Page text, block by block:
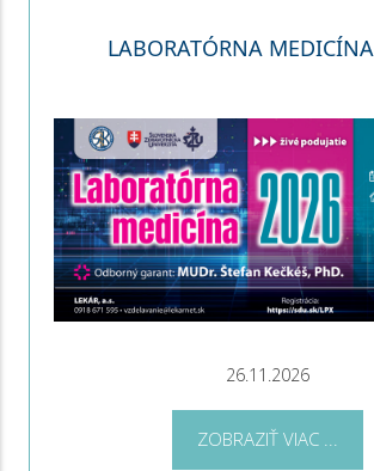
LABORATÓRNA
26.11.2026
ZOBRAZIŤ VIAC ...